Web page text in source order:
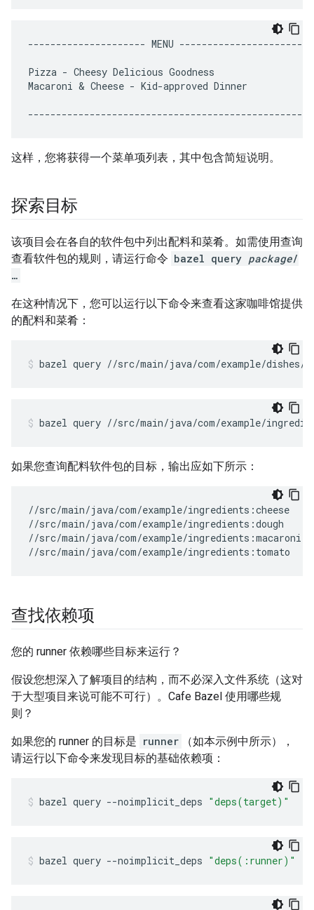
--------------------- MENU
Pizza - Cheesy Delicious Goodness
Macaroni & Cheese - Kid-approved Dinner
这样，您将获得一个菜单项列表，其中包含简短说明。
探索目标
该项目会在各自的软件包中列出配料和菜肴。如需使用查询
查看软件包的规则，请运行命令 bazel query package/
…
在这种情况下，您可以运行以下命令来查看这家咖啡馆提供
的配料和菜肴：
bazel query //src/main/java/com/example/
bazel query //src/main/java/com/example/
如果您查询配料软件包的目标，输出应如下所示：
//src/main/java/com/example/ingredients:cheese
//src/main/java/com/example/ingredients:dough
//src/main/java/com/example/ingredients:macaroni
查找依赖项
您的 runner 依赖哪些目标来运行？
假设您想深入了解项目的结构，而不必深入文件系统（这对
于大型项目来说可能不可行）。Cafe Bazel 使用哪些规
则？
如果您的 runner 的目标是 runner
（如本示例中所示），
请运行以下命令来发现目标的基础依赖项：
bazel query --noimplicit_deps "deps(target)"
bazel query --noimplicit_deps "deps(:runner)"